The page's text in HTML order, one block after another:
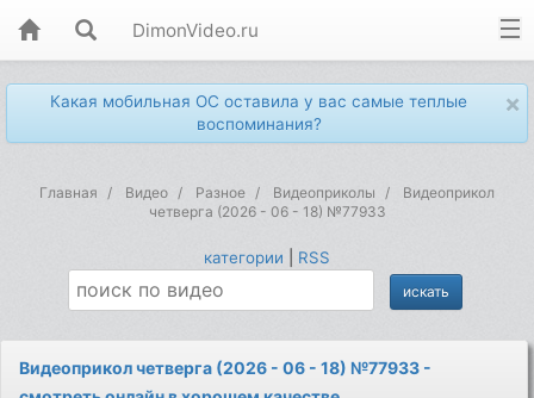
DimonVideo.ru
×
Какая мобильная ОС оставила у вас самые теплые
воспоминания?
Главная Видео Разное Видеоприколы
Видеоприкол
четверга (2026 - 06 - 18) №77933
категории RSS
Видеоприкол четверга (2026 - 06 - 18) №77933 -